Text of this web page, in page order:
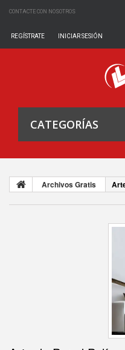
CONTACTE CON NOSOTROS
INICIAR SESIÓN
REGÍSTRATE
CATEGORÍAS
Archivos Gratis